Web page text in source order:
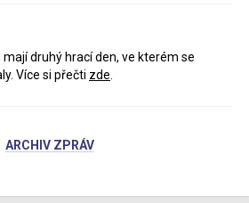
druhý hrací den, ve kterém se
Více si přečti zde
ARCHIV ZPRÁV